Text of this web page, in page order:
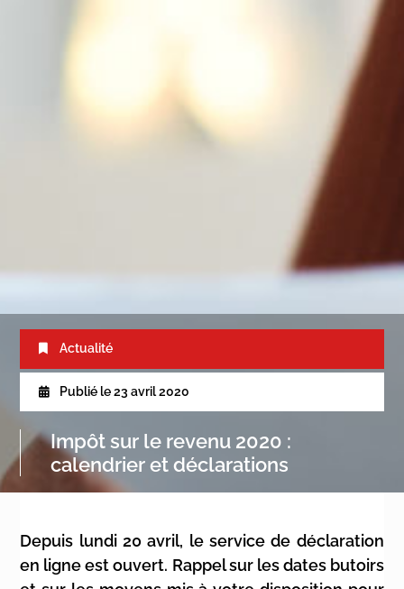
Actualité
Publié le 23 avril 2020
Impôt sur le revenu 2020 :
calendrier et déclarations
Depuis lundi 20 avril, le service de déclaration
en ligne est ouvert. Rappel sur les dates butoirs